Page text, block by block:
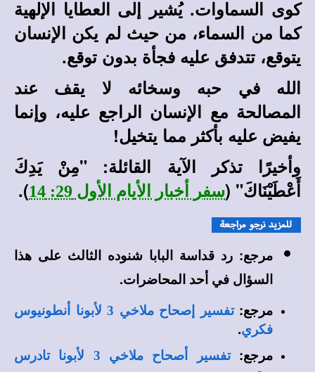
كوى السماوات. يُشير إلى العطايا الإلهية
كما من السماء، من حيث لم يكن الإنسان
يتوقع، تتدفق عليه فجأة بدون توقع.
الله في حبه وسخائه لا يقف عند
المصالحة مع الإنسان الراجع عليه، وإنما
يفيض عليه بأكثر مما يتخيل!
وأخيرًا تذكر الآية القائلة: "مِنْ يَدِكَ
أَعْطَيْنَاكَ" (سفر أخبار الأيام الأول 29: 14 ).
مرجع: رد قداسة البابا شنوده الثالث على هذا
السؤال في أحد المحاضرات.
مرجع:
تفسير إصحاح ملاخي 3 لأبونا أنطونيوس
فكري.
مرجع:تفسير أصحاح ملاخي 3 لأبونا
تادرس